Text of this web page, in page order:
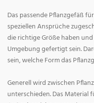
Das passende Pflanzgefäß
speziellen Ansprüche
die richtige Größe haben
Umgebung gefertigt sein.
sein, welche Form das
Generell wird zwischen
unterschieden. Das Material